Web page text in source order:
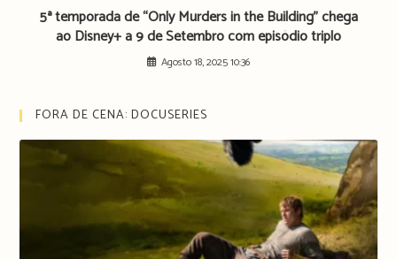
5ª temporada de “Only Murders in the Building” chega
ao Disney+ a 9 de Setembro com episódio triplo
Agosto 18, 2025 10:36
FORA DE CENA: DOCUSERIES